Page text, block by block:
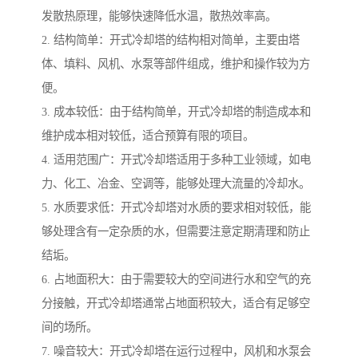
发散热原理，能够快速降低水温，散热效率高。
2. 结构简单：开式冷却塔的结构相对简单，主要由塔
体、填料、风机、水泵等部件组成，维护和操作较为方
便。
3. 成本较低：由于结构简单，开式冷却塔的制造成本和
维护成本相对较低，适合预算有限的项目。
4. 适用范围广：开式冷却塔适用于多种工业领域，如电
力、化工、冶金、空调等，能够处理大流量的冷却水。
5. 水质要求低：开式冷却塔对水质的要求相对较低，能
够处理含有一定杂质的水，但需要注意定期清理和防止
结垢。
6. 占地面积大：由于需要较大的空间进行水和空气的充
分接触，开式冷却塔通常占地面积较大，适合有足够空
间的场所。
7. 噪音较大：开式冷却塔在运行过程中，风机和水泵会